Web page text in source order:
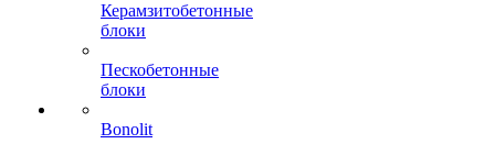
Керамзитобетонные
блоки
Пескобетонные
блоки
Bonolit